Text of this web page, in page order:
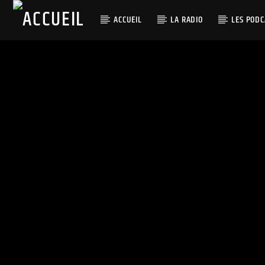
ACCUEIL LA RADIO LES